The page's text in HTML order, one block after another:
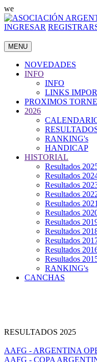
we
INGRESAR
MENU
NOVEDADES
INFO
INFO
LINKS
PROXIMOS
2026
RANKING's
HANDICAP
HISTORIAL
Resultados
Resultados
Resultados
Resultados
Resultados 2021
Resultados
Resultados
Resultados
Resultados
Resultados
Resultados
RANKING's
CANCHAS
RESULTADOS 2025
AAFG - ARGENTINA
AAFG - COPA